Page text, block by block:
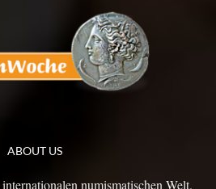
ABOUT US
numismatischen Welt.